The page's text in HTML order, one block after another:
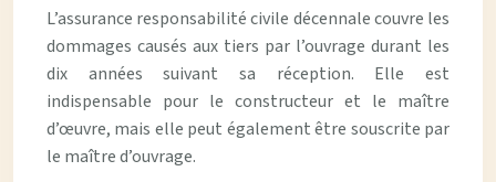
L’assurance responsabilité civile décennale couvre les
dommages causés aux tiers par l’ouvrage durant les
dix années suivant sa réception. Elle est
indispensable pour le constructeur et le maître
d’œuvre, mais elle peut également être souscrite par
le maître d’ouvrage.